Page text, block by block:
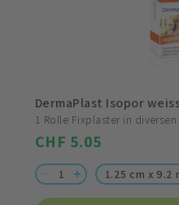
DermaPlast Isopor
1 Rolle Fixplaster in diversen
CHF 5.05
1.25 cm x 9.2